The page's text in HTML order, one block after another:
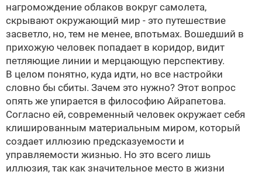
нагромождение облаков вокруг самолета,
скрывают окружающий мир - это путешествие
засветло, но, тем не менее, впотьмах. Вошедший в
прихожую человек попадает в коридор, видит
петляющие линии и мерцающую перспективу.
В целом понятно, куда идти, но все настройки
словно бы сбиты. Зачем это нужно? Этот вопрос
опять же упирается в философию Айрапетова.
Согласно ей, современный человек окружает себя
клишированным материальным миром, который
создает иллюзию предсказуемости и
управляемости жизнью. Но это всего лишь
иллюзия, так как значительное место в жизни